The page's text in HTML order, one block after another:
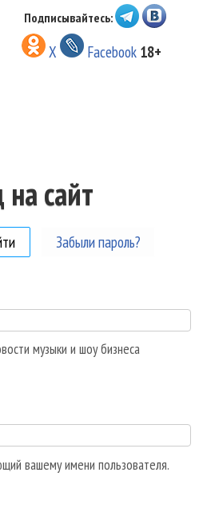
к основному
Подписывайтесь:
X Facebook 18+
сайт
(активная вкладка)
Забыли пароль?
музыки и шоу бизнеса
вашему имени пользователя.